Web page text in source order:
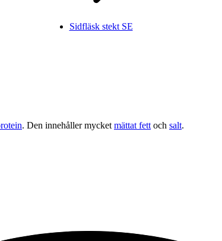
Sidfläsk stekt SE
. Den innehåller mycketmättat fettoch salt.